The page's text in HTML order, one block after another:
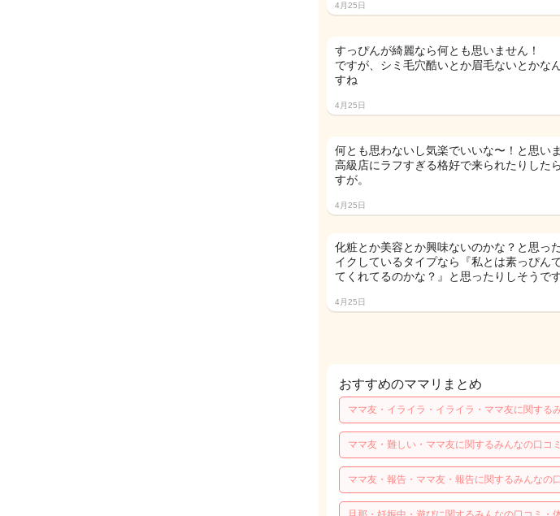
4月25日
すっぴんが綺麗なら何とも思いません！
ですが、シミ毛穴酷いとか眉毛ないとかな
すね
4月25日
何とも思わないし気楽でいいな〜！と思いま
高級店にラフすぎる格好で来られたりした
すが。
4月25日
化粧とか美容とか興味ないのかな？と思っ
イクしているタイプなら『私とは素っぴん
てくれてるのかな？』と思ったりしそうで
4月25日
おすすめのママリまとめ
ママ友・イライラ・イライラ・ママ友に関する
ママ友・難しい・ママ友に関するみんなの口コ
ママ友・報告・ママ友・報告に関するみんなの